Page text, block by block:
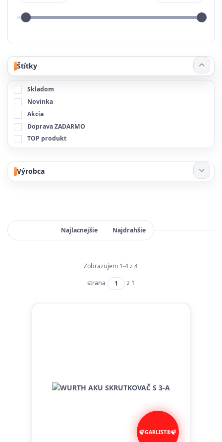
Štítky
Skladom
Novinka
Akcia
Doprava ZADARMO
TOP produkt
Výrobca
Najlacnejšie Najdrahšie
Zobrazujem 1-4 z 4
strana z 1